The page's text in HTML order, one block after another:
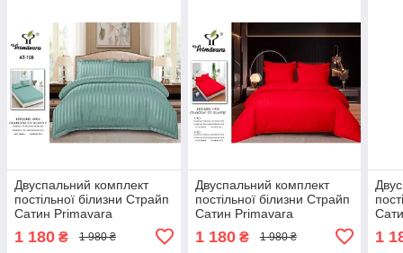
Двуспальний комплект
постільної білизни Страйп
Сатин Primavara
простирадлом на резинці.
1 180 ₴ 1 980 ₴
Двуспальний комплект
постільної білизни Страйп
Сатин Primavara
простирадлом на резинці.
1 180₴ 1 980 ₴ 1